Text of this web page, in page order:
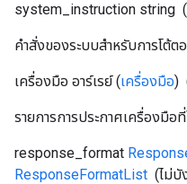
system_instruction string
คำสั่งของระบบสำหรับการโต้ต
เครื่องมือ อาร์เรย์ (เครื่องมือ)
รายการการประกาศเครื่องมือที่
response_format
ResponseFormatList (ไม่บั